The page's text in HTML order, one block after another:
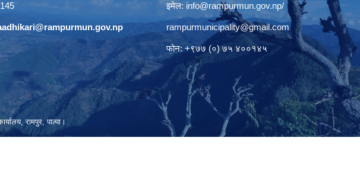
इमेल: info@rampurmun.gov.np/
rampurmunicipality@gmail.com
फोन: +९७७ (०) ७५ ४००१४५
रामपुर, पाल्पा।